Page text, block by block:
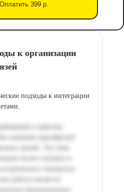
Оплатить 399 р.
к организации
подходы к интеграции